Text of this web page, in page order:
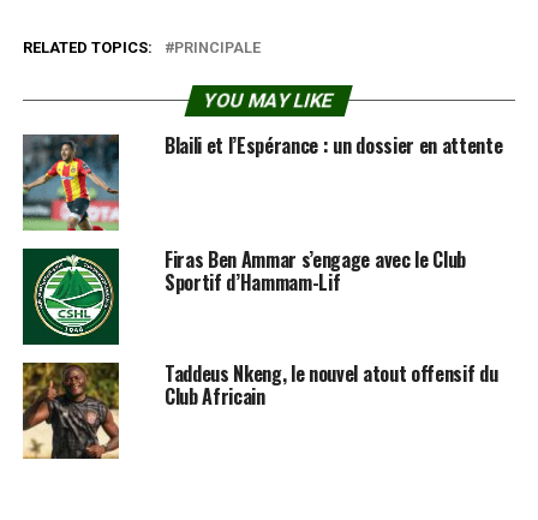
RELATED TOPICS: PRINCIPALE
YOU MAY LIKE
Blaili et l’Espérance : un dossier en attente
Firas Ben Ammar s’engage avec le Club
Sportif d’Hammam-Lif
Taddeus Nkeng, le nouvel atout offensif du
Club Africain